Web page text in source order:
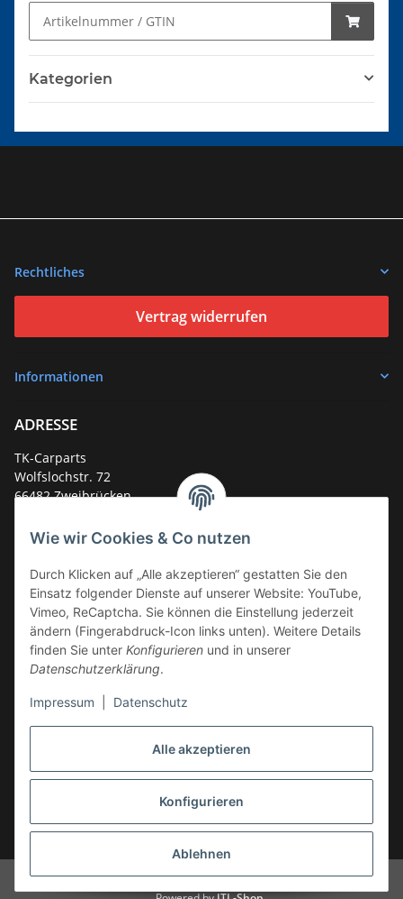
Alle akzeptieren
Konfigurieren
Ablehnen
Wie wir Cookies & Co nutzen
Durch Klicken auf „Alle akzeptieren“ gestatten Sie den
Einsatz folgender Dienste auf unserer Website: YouTube,
Vimeo, ReCaptcha. Sie können die Einstellung jederzeit
ändern (Fingerabdruck-Icon links unten). Weitere Details
finden Sie unter Konfigurieren und in unserer
Datenschutzerklärung.
Impressum Datenschutz
Kategorien
Rechtliches
Vertrag widerrufen
Informationen
ADRESSE
TK-Carparts
Wolfslochstr. 72
66482 Zweibrücken
Service-Hotline +49 (0)6332 - 48 58 48
E-Mail:mail@tk-carparts.de
Montag-Donnerstag von 13 bis 16 Uhr
* Alle Preise inkl. gesetzlicher USt., zzgl.Versand
© TK-Carparts Thomas Koch